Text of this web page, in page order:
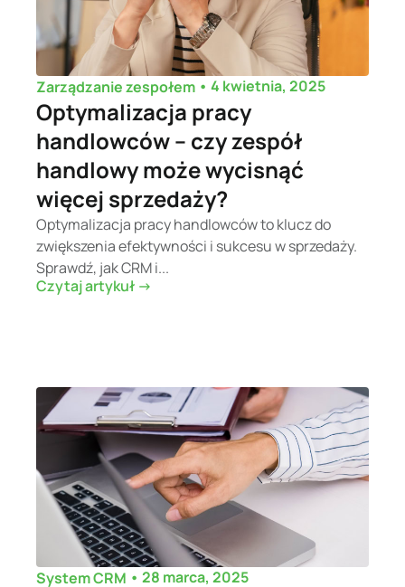
Zarządzanie zespołem • 4 kwietnia, 2025
Optymalizacja pracy
handlowców – czy zespół
handlowy może wycisnąć
więcej sprzedaży?
Optymalizacja pracy handlowców to klucz do
zwiększenia efektywności i sukcesu w sprzedaży.
Sprawdź, jak CRM i...
Czytaj artykuł ->
System CRM • 28 marca, 2025